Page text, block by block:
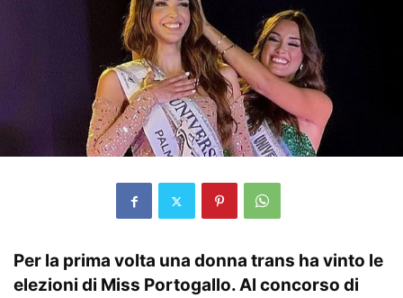
Per la prima volta una donna trans ha vinto le
elezioni di Miss Portogallo. Al concorso di